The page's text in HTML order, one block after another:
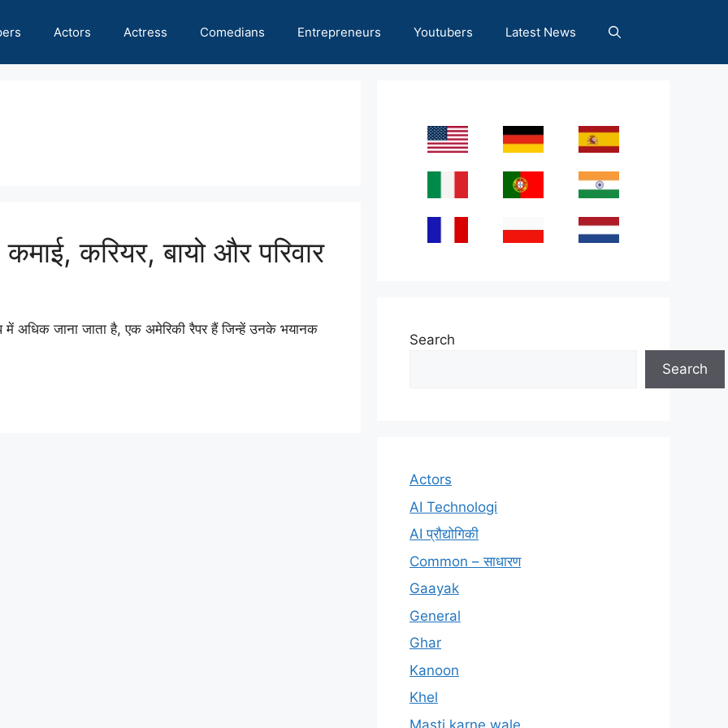
Actors Actress Comedians Entrepreneurs Youtubers Latest News
करियर, बायो और परिवार
जाना जाता है, एक अमेरिकी रैपर हैं जिन्हें उनके भयानक
Search
Search
Actors
AI Technologi
AI प्रौद्योगिकी
Common – साधारण
Gaayak
General
Ghar
Kanoon
Khel
Masti karne wale